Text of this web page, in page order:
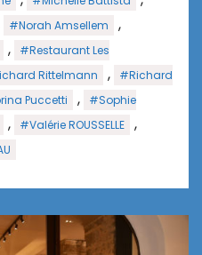
#Norah Amsellem ,
,
#Restaurant Les
Rittelmann ,
#Richard
Puccetti ,
#Sophie
, #Valérie ROUSSELLE ,